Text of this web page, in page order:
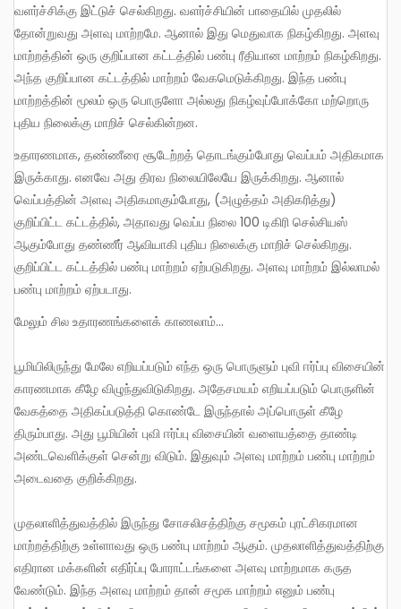
வளர்ச்சிக்கு இட்டுச் செல்கிறது. வளர்ச்சியின் பாதையில் முதலில்
தோன்றுவது அளவு மாற்றமே. ஆனால் இது மெதுவாக நிகழ்கிறது. அளவு
மாற்றத்தின் ஒரு குறிப்பான கட்டத்தில் பண்பு ரீதியான மாற்றம் நிகழ்கிறது.
அந்த குறிப்பான கட்டத்தில் மாற்றம் வேகமெடுக்கிறது. இந்த பண்பு
மாற்றத்தின் மூலம் ஒரு பொருளோ அல்லது நிகழ்வுப்போக்கோ மற்றொரு
புதிய நிலைக்கு மாறிச் செல்கின்றன.
உதாரணமாக, தண்ணீரை சூடேற்றத் தொடங்கும்போது வெப்பம் அதிகமாக
இருக்காது. எனவே அது திரவ நிலையிலேயே இருக்கிறது. ஆனால்
வெப்பத்தின் அளவு அதிகமாகும்போது, (அழுத்தம் அதிகரித்து)
குறிப்பிட்ட கட்டத்தில், அதாவது வெப்ப நிலை 100 டிகிரி செல்சியஸ்
ஆகும்போது தண்ணீர் ஆவியாகி புதிய நிலைக்கு மாறிச் செல்கிறது.
குறிப்பிட்ட கட்டத்தில் பண்பு மாற்றம் ஏற்படுகிறது. அளவு மாற்றம் இல்லாமல்
பண்பு மாற்றம் ஏற்படாது.
மேலும் சில உதாரணங்களைக் காணலாம்…
பூமியிலிருந்து மேலே எறியப்படும் எந்த ஒரு பொருளும் புவி ஈர்ப்பு விசையின்
காரணமாக கீழே விழுந்துவிடுகிறது. அதேசமயம் எறியப்படும் பொருளின்
வேகத்தை அதிகப்படுத்தி கொண்டே இருந்தால் அப்பொருள் கீழே
திரும்பாது. அது பூமியின் புவி ஈர்ப்பு விசையின் வளையத்தை தாண்டி
அண்டவெளிக்குள் சென்று விடும். இதுவும் அளவு மாற்றம் பண்பு மாற்றம்
அடைவதை குறிக்கிறது.
முதலாளித்துவத்தில் இருந்து சோசலிசத்திற்கு சமூகம் புரட்சிகரமான
மாற்றத்திற்கு உள்ளாவது ஒரு பண்பு மாற்றம் ஆகும். முதலாளித்துவத்திற்கு
எதிரான மக்களின் எதிர்ப்பு போராட்டங்களை அளவு மாற்றமாக கருத
வேண்டும். இந்த அளவு மாற்றம் தான் சமூக மாற்றம் எனும் பண்பு